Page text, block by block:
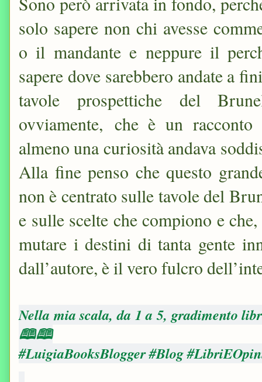
solo sapere non chi avesse
o il mandante e neppure il
sapere dove sarebbero andate a
tavole prospettiche del
ovviamente, che è un racconto
almeno una curiosità andava
Alla fine penso che questo
non è centrato sulle tavole del
e sulle scelte che compiono e
mutare i destini di tanta gente
dall’autore, è il vero fulcro
Nella mia scala, da 1 a 5, gradimento
🕮🕮
#LuigiaBooksBlogger #Blog